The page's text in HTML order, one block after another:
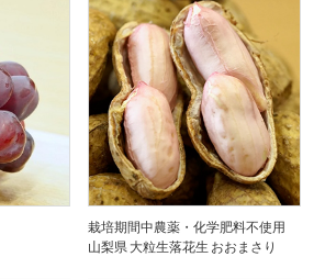
栽培期間中農薬・化学肥料不使用
山梨県 大粒生落花生 おおまさり